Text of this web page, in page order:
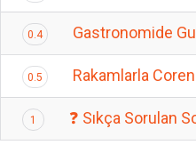
0.4 Gastronomide
0.5 Rakamlarla
1 ❓ Sıkça Sorulan